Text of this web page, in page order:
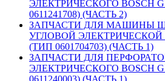
ЭЛЕКТРИЧЕСКОГО BOSCH
0611241708) (ЧАСТЬ 2)
ЗАПЧАСТИ ДЛЯ МАШИНЫ
УГЛОВОЙ ЭЛЕКТРИЧЕСКОЙ
(ТИП 0601704703) (ЧАСТЬ 1)
ЗАПЧАСТИ ДЛЯ
ЭЛЕКТРИЧЕСКОГО BOSCH
0611240003) (ЧАСТЬ 1)